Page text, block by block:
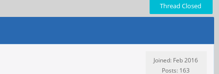
Thread Closed
Joined: Feb 2016
Posts: 163